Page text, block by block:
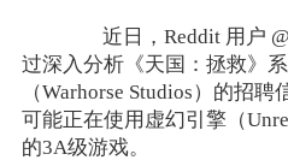
近日，Reddit 用户
过深入分析《天国：拯救》
（Warhorse Studios）的招
可能正在使用虚幻引擎（
的3A级游戏。